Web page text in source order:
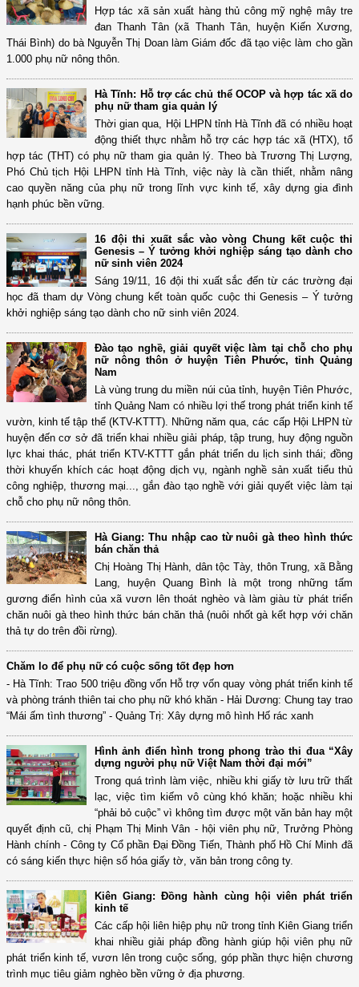
Hợp tác xã sản xuất hàng thủ công mỹ nghệ mây tre
đan Thanh Tân (xã Thanh Tân, huyện Kiến Xương,
Thái Bình) do bà Nguyễn Thị Doan làm Giám đốc đã tạo việc làm cho gần
1.000 phụ nữ nông thôn.
Hà Tĩnh: Hỗ trợ các chủ thể OCOP và hợp tác xã do
phụ nữ tham gia quản lý
Thời gian qua, Hội LHPN tỉnh Hà Tĩnh đã có nhiều hoạt
động thiết thực nhằm hỗ trợ các hợp tác xã (HTX), tổ
hợp tác (THT) có phụ nữ tham gia quản lý. Theo bà Trương Thị Lượng,
Phó Chủ tịch Hội LHPN tỉnh Hà Tĩnh, việc này là cần thiết, nhằm nâng
cao quyền năng của phụ nữ trong lĩnh vực kinh tế, xây dựng gia đình
hạnh phúc bền vững.
16 đội thi xuất sắc vào vòng Chung kết cuộc thi
Genesis – Ý tưởng khởi nghiệp sáng tạo dành cho
nữ sinh viên 2024
Sáng 19/11, 16 đội thi xuất sắc đến từ các trường đại
học đã tham dự Vòng chung kết toàn quốc cuộc thi Genesis – Ý tưởng
khởi nghiệp sáng tạo dành cho nữ sinh viên 2024.
Đào tạo nghề, giải quyết việc làm tại chỗ cho phụ
nữ nông thôn ở huyện Tiên Phước, tỉnh Quảng
Nam
Là vùng trung du miền núi của tỉnh, huyện Tiên Phước,
tỉnh Quảng Nam có nhiều lợi thế trong phát triển kinh tế
vườn, kinh tế tập thể (KTV-KTTT). Những năm qua, các cấp Hội LHPN từ
huyện đến cơ sở đã triển khai nhiều giải pháp, tập trung, huy động nguồn
lực khai thác, phát triển KTV-KTTT gắn phát triển du lịch sinh thái; đồng
thời khuyến khích các hoạt động dịch vụ, ngành nghề sản xuất tiểu thủ
công nghiệp, thương mại..., gắn đào tạo nghề với giải quyết việc làm tại
chỗ cho phụ nữ nông thôn.
Hà Giang: Thu nhập cao từ nuôi gà theo hình thức
bán chăn thả
Chị Hoàng Thị Hành, dân tộc Tày, thôn Trung, xã Bằng
Lang, huyện Quang Bình là một trong những tấm
gương điển hình của xã vươn lên thoát nghèo và làm giàu từ phát triển
chăn nuôi gà theo hình thức bán chăn thả (nuôi nhốt gà kết hợp với chăn
thả tự do trên đồi rừng).
Chăm lo để phụ nữ có cuộc sống tốt đẹp hơn
- Hà Tĩnh: Trao 500 triệu đồng vốn Hỗ trợ vốn quay vòng phát triển kinh tế
và phòng tránh thiên tai cho phụ nữ khó khăn - Hải Dương: Chung tay trao
“Mái ấm tình thương” - Quảng Trị: Xây dựng mô hình Hố rác xanh
Hình ảnh điển hình trong phong trào thi đua “Xây
dựng người phụ nữ Việt Nam thời đại mới”
Trong quá trình làm việc, nhiều khi giấy tờ lưu trữ thất
lạc, việc tìm kiếm vô cùng khó khăn; hoặc nhiều khi
“phải bỏ cuộc” vì không tìm được một văn bản hay một
quyết định cũ, chị Phạm Thị Minh Vân - hội viên phụ nữ, Trưởng Phòng
Hành chính - Công ty Cổ phần Đại Đồng Tiến, Thành phố Hồ Chí Minh đã
có sáng kiến thực hiện số hóa giấy tờ, văn bản trong công ty.
Kiên Giang: Đồng hành cùng hội viên phát triển
kinh tế
Các cấp hội liên hiệp phụ nữ trong tỉnh Kiên Giang triển
khai nhiều giải pháp đồng hành giúp hội viên phụ nữ
phát triển kinh tế, vươn lên trong cuộc sống, góp phần thực hiện chương
trình mục tiêu giảm nghèo bền vững ở địa phương.